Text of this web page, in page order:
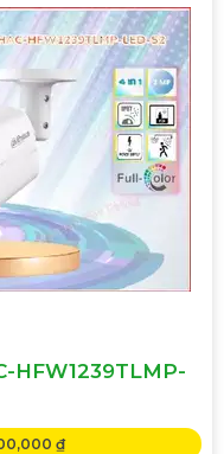
HFW1239TLMP-
₫